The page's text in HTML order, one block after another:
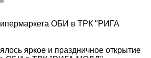
ОБИ в ТРК "РИГА
яркое и праздничное открытие